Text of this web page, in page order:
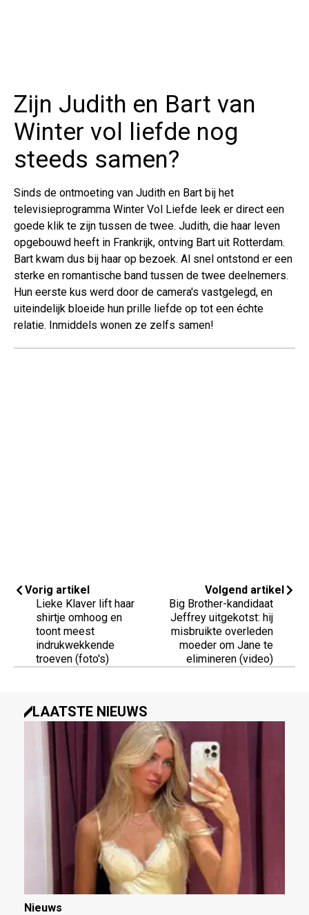
Zijn Judith en Bart van
Winter vol liefde nog
steeds samen?
Sinds de ontmoeting van Judith en Bart bij het
televisieprogramma Winter Vol Liefde leek er direct een
goede klik te zijn tussen de twee. Judith, die haar leven
opgebouwd heeft in Frankrijk, ontving Bart uit Rotterdam.
Bart kwam dus bij haar op bezoek. Al snel ontstond er een
sterke en romantische band tussen de twee deelnemers.
Hun eerste kus werd door de camera's vastgelegd, en
uiteindelijk bloeide hun prille liefde op tot een échte
relatie. Inmiddels wonen ze zelfs samen!
Vorig artikel
Lieke Klaver lift haar
shirtje omhoog en
toont meest
indrukwekkende
troeven (foto's)
Volgend artikel
Big Brother-kandidaat
Jeffrey uitgekotst: hij
misbruikte overleden
moeder om Jane te
elimineren (video)
LAATSTE NIEUWS
Nieuws